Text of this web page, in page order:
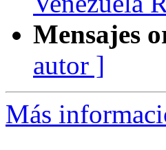
Mensajes
autor ]
Más